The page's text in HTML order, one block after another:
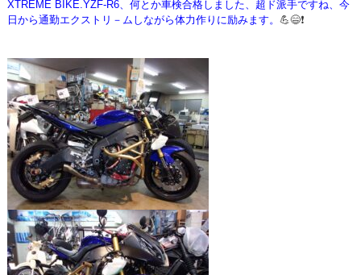
XTREME BIKE.YZF-R6、何とか車検合格しました、超ド派手ですね、今
日から通勤エクストリ－ムしながら体力作りに励みます。 💪😄❗